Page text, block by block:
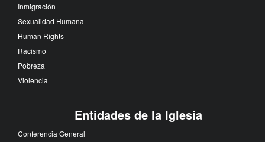
Inmigración
Sexualidad Humana
Human Rights
Racismo
Pobreza
Violencia
Entidades de la Iglesia
Conferencia General